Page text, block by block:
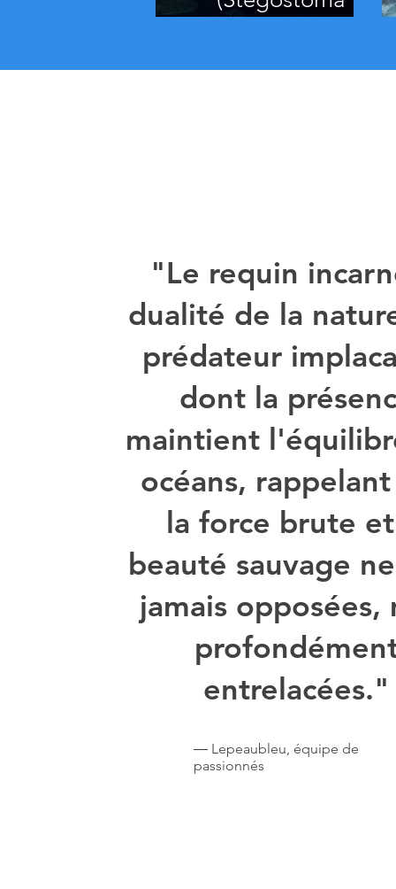
"Le requin
dualité de la
prédateur
dont la
maintient
océans,
la force brute
beauté sauvage
jamais opposées,
entrelacées."
― Lepeaubleu, équipe de
passionnés